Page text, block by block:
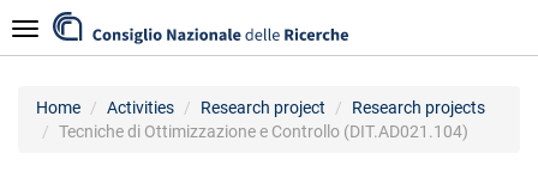
to
main
Navigazione
Home Activities Research project
Research projects
Tecniche di Ottimizzazione e Controllo (DIT.AD021.104)